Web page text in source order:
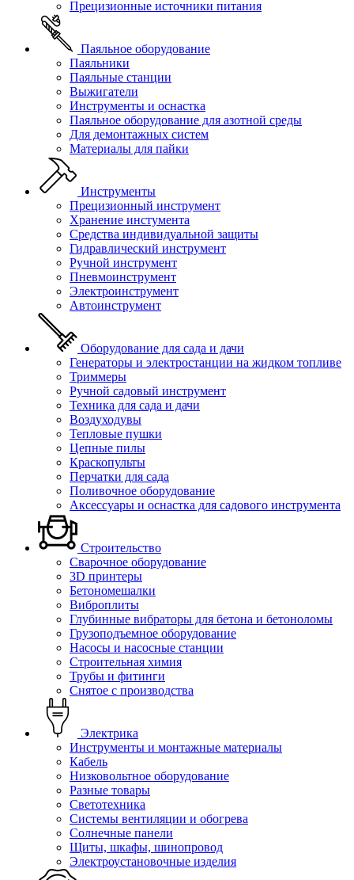
Прецизионные источники питания
Паяльное оборудование
Паяльники
Паяльные станции
Выжигатели
Инструменты и оснастка
Паяльное оборудование для азотной среды
Для демонтажных систем
Материалы для пайки
Инструменты
Прецизионный инструмент
Хранение инстумента
Средства индивидуальной защиты
Гидравлический инструмент
Ручной инструмент
Пневмоинструмент
Электроинструмент
Автоинструмент
Оборудование для сада и дачи
Генераторы и электростанции на жидком топливе
Триммеры
Ручной садовый инструмент
Техника для сада и дачи
Воздуходувы
Тепловые пушки
Цепные пилы
Краскопульты
Перчатки для сада
Поливочное оборудование
Аксессуары и оснастка для садового инструмента
Строительство
Сварочное оборудование
3D принтеры
Бетономешалки
Виброплиты
Глубинные вибраторы для бетона и бетоноломы
Грузоподъемное оборудование
Насосы и насосные станции
Строительная химия
Трубы и фитинги
Снятое с производства
Электрика
Инструменты и монтажные материалы
Кабель
Низковольтное оборудование
Разные товары
Светотехника
Системы вентиляции и обогрева
Солнечные панели
Щиты, шкафы, шинопровод
Электроустановочные изделия